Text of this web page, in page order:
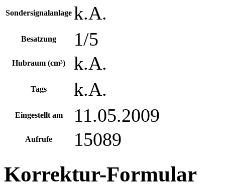
Sondersignalanlage k.A.
Besatzung 1/5
Hubraum (cm³) k.A.
Tags k.A.
Eingestellt am 11.05.2009
Aufrufe 15089
Korrektur-Formular